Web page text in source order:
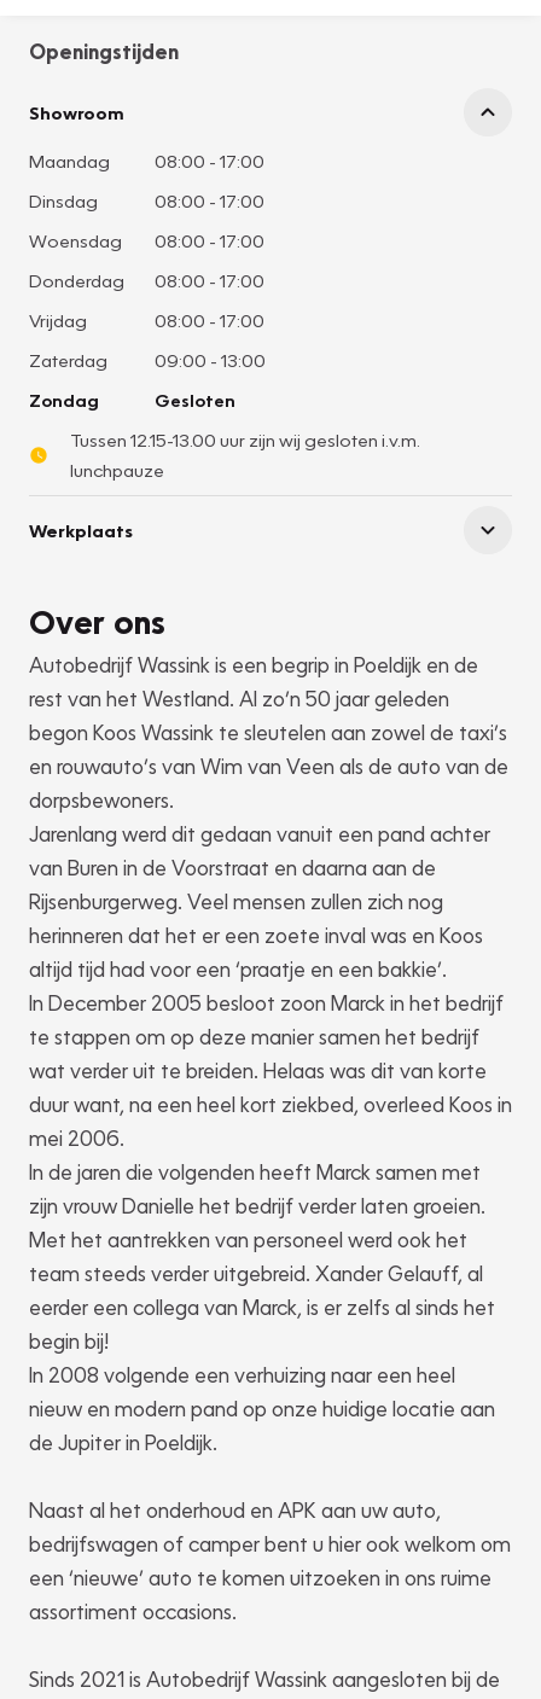
Openingstijden
Showroom
Maandag 08:00 - 17:00
Dinsdag
08:00 - 17:00
Woensdag
08:00 - 17:00
Donderdag
08:00 - 17:00
Vrijdag
08:00 - 17:00
Zaterdag
09:00 - 13:00
Zondag
Gesloten
Tussen 12.15-13.00 uur zijn wij gesloten i.v.m.
lunchpauze
Werkplaats
Over ons
Autobedrijf Wassink is een begrip in Poeldijk en de
rest van het Westland. Al zo’n 50 jaar geleden
begon Koos Wassink te sleutelen aan zowel de taxi’s
en rouwauto’s van Wim van Veen als de auto van de
dorpsbewoners.
Jarenlang werd dit gedaan vanuit een pand achter
van Buren in de Voorstraat en daarna aan de
Rijsenburgerweg. Veel mensen zullen zich nog
herinneren dat het er een zoete inval was en Koos
altijd tijd had voor een ‘praatje en een bakkie’.
In December 2005 besloot zoon Marck in het bedrijf
te stappen om op deze manier samen het bedrijf
wat verder uit te breiden. Helaas was dit van korte
duur want, na een heel kort ziekbed, overleed Koos in
mei 2006.
In de jaren die volgenden heeft Marck samen met
zijn vrouw Danielle het bedrijf verder laten groeien.
Met het aantrekken van personeel werd ook het
team steeds verder uitgebreid. Xander Gelauff, al
eerder een collega van Marck, is er zelfs al sinds het
begin bij!
In 2008 volgende een verhuizing naar een heel
nieuw en modern pand op onze huidige locatie aan
de Jupiter in Poeldijk.
Naast al het onderhoud en APK aan uw auto,
bedrijfswagen of camper bent u hier ook welkom om
een ‘nieuwe’ auto te komen uitzoeken in ons ruime
assortiment occasions.
Sinds 2021 is Autobedrijf Wassink aangesloten bij de